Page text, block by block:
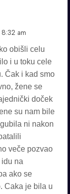
8:32 am
obišli celu
i u toku cele
Čak i kad smo
žene se
doček
su nam bile
ni nakon
veče pozvao
na
ako se
Caka je bila u